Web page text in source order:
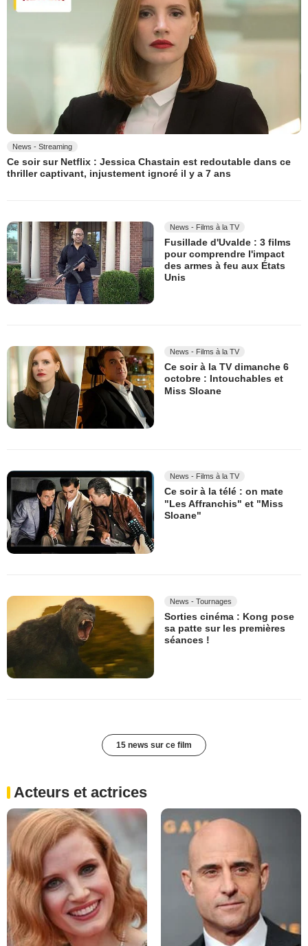
News - Streaming
Ce soir sur Netflix : Jessica Chastain est redoutable dans ce
thriller captivant, injustement ignoré il y a 7 ans
News - Films à la TV
Fusillade d'Uvalde : 3 films
pour comprendre l'impact
des armes à feu aux États
Unis
News - Films à la TV
Ce soir à la TV dimanche 6
octobre : Intouchables et
Miss Sloane
News - Films à la TV
Ce soir à la télé : on mate
"Les Affranchis" et "Miss
Sloane"
News - Tournages
Sorties cinéma : Kong pose
sa patte sur les premières
séances !
15 news sur ce film
Acteurs et actrices